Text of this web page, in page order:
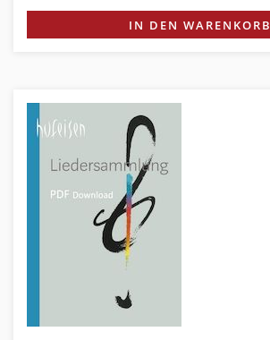
IN DEN WARENKORB